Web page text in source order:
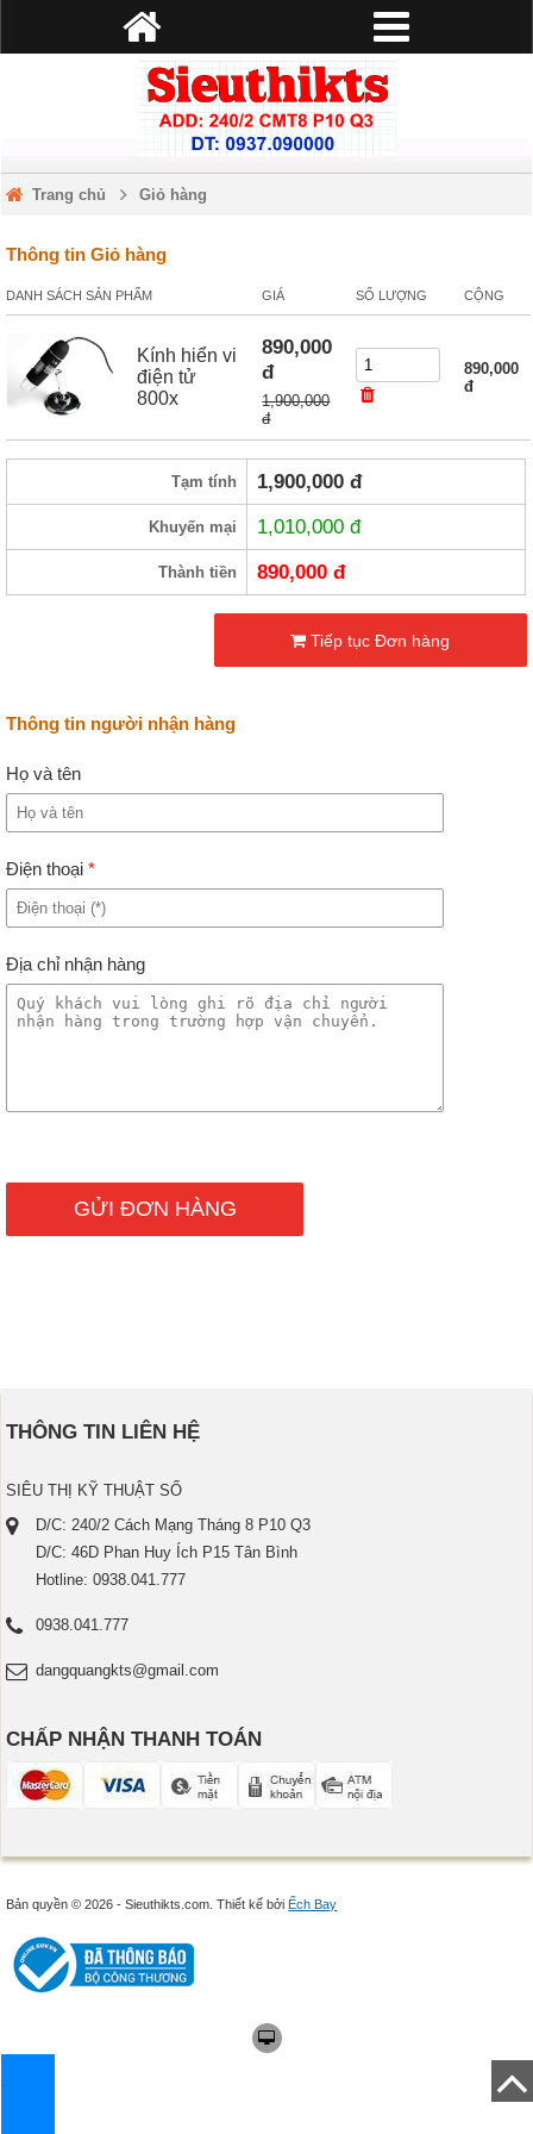
Trang chủ Giỏ hàng
Thông tin Giỏ hàng
DANH SÁCH SẢN PHẨM GIÁ SỐ LƯỢNG CỘNG
Kính hiển vi
điện tử
800x
890,000
đ
1,900,000
đ
890,000
đ
Tạm tính 1,900,000 đ
Khuyến mại 1,010,000 đ
Thành tiền 890,000 đ
Tiếp tục Đơn hàng
Thông tin người nhận hàng
Họ và tên
Điện thoại*
Địa chỉ nhận hàng
THÔNG TIN LIÊN HỆ
SIÊU THỊ KỸ THUẬT SỐ
D/C: 240/2 Cách Mạng Tháng 8 P10 Q3
D/C: 46D Phan Huy Ích P15 Tân Bình
Hotline: 0938.041.777
0938.041.777
dangquangkts@gmail.com
CHẤP NHẬN THANH TOÁN
Bản quyền © 2026 - Sieuthikts.com.Thiết kế bởi Ếch Bay
.